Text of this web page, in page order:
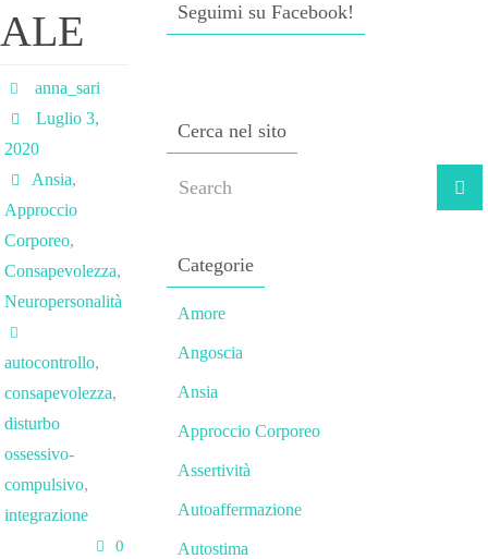
ALE
anna_sari
Luglio 3,
2020
Ansia,
Approccio
Corporeo,
Consapevolezza,
Neuropersonalità
autocontrollo,
consapevolezza,
disturbo
ossessivo-
compulsivo,
integrazione
0
Seguimi su Facebook!
Cerca nel sito
Categorie
Amore
Angoscia
Ansia
Approccio Corporeo
Assertività
Autoaffermazione
Autostima